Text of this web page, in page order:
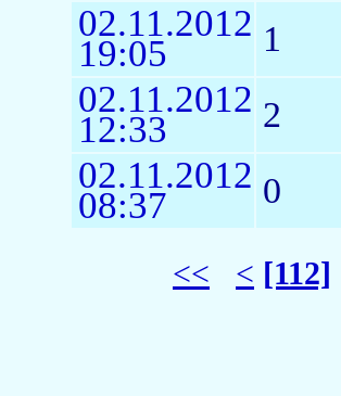
02.11.2012
19:05 1
02.11.2012
12:33 2
02.11.2012
08:37 0
<< < [112]